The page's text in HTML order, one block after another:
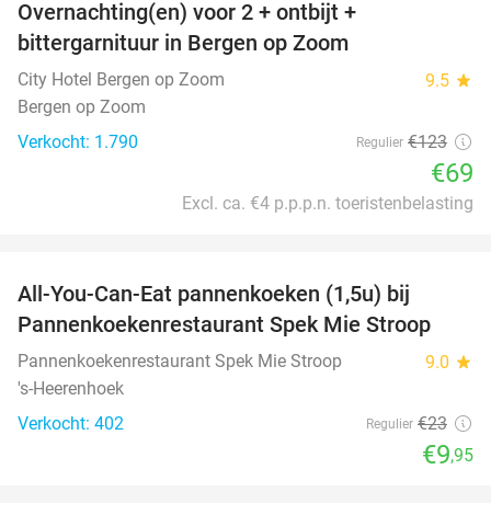
Overnachting(en) voor 2 + ontbijt +
bittergarnituur in Bergen op Zoom
City Hotel Bergen op Zoom 9.5 star
Bergen op Zoom
Verkocht: 1.790
Regulier €123
€69
Excl. ca. €4 p.p.p.n. toeristenbelasting
All-You-Can-Eat pannenkoeken (1,5u) bij
Pannenkoekenrestaurant Spek Mie Stroop
Pannenkoekenrestaurant Spek Mie Stroop 9.0 star
's-Heerenhoek
Verkocht: 402
Regulier €23
€9,95